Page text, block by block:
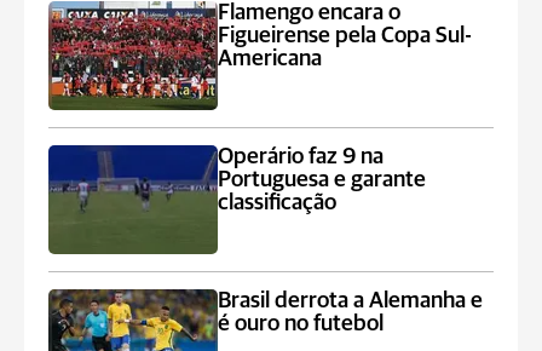
Flamengo encara o
Figueirense pela Copa Sul-
Americana
Operário faz 9 na
Portuguesa e garante
classificação
Brasil derrota a Alemanha e
é ouro no futebol